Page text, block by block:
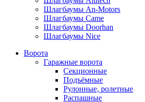
Шлагбаумы An-Motors
Шлагбаумы Came
Шлагбаумы Doorhan
Шлагбаумы Nice
Ворота
Гаражные ворота
Секционные
Подъёмные
Рулонные, ролетные
Распашные